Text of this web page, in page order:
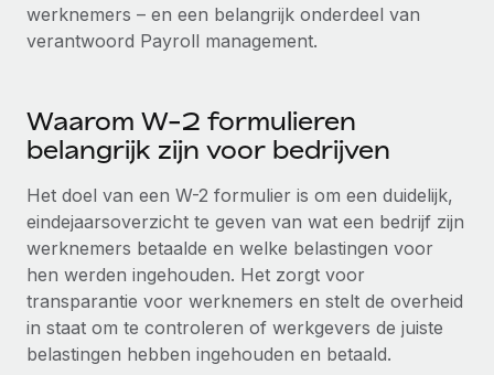
Integraties
Processen stroomlijnen met essentiële zakelijke tools
DIENSTEN
Vraag een expert
Krijg hulp van global HR- en juridische experts
Achtergrondonderzoek
Vereenvoudig het screeningsproces van
kandidaten
Compliance Watchtower
Blijf compliance-risico's voor
Strategische technologiepartners
Integreer global HR flexibel in je platform
Ontdek hoe je met ons kunt samenwerken
Remote Build
Binnenkort beschikbaar
Integraties en advies over AI-automatiseringen
Webinars
Newsroom
Inzicht in salaris en talent
Inzichtencentrum
Support
Alle bronnen bekijken
BLOG
werknemers – en een belangrijk onderdeel van
verantwoord Payroll management.
Waarom W-2 formulieren
belangrijk zijn voor bedrijven
Het doel van een W-2 formulier is om een duidelijk,
eindejaarsoverzicht te geven van wat een bedrijf zijn
werknemers betaalde en welke belastingen voor
hen werden ingehouden. Het zorgt voor
transparantie voor werknemers en stelt de overheid
in staat om te controleren of werkgevers de juiste
belastingen hebben ingehouden en betaald.